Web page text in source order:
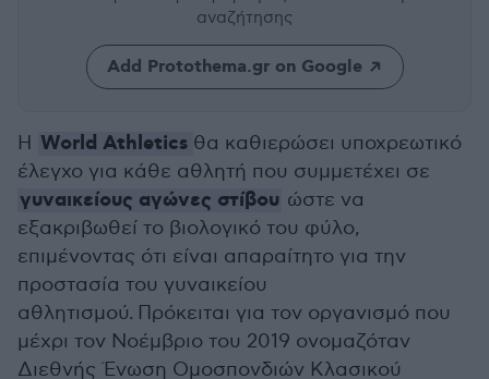
αναζήτησης
Add Protothema.gr on Google
Η World Athletics θα καθιερώσει υποχρεωτικό
έλεγχο για κάθε αθλητή που συμμετέχει σε
γυναικείους αγώνες στίβου ώστε να
εξακριβωθεί το βιολογικό του φύλο,
επιμένοντας ότι είναι απαραίτητο για την
προστασία του γυναικείου
αθλητισμού. Πρόκειται για τον οργανισμό που
μέχρι τον Νοέμβριο του 2019 ονομαζόταν
Διεθνής Ένωση Ομοσπονδιών Κλασικού